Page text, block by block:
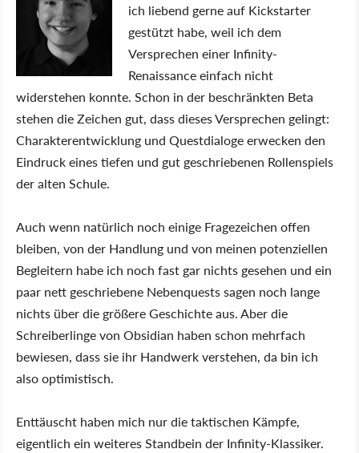
ich liebend gerne auf Kickstarter
gestützt habe, weil ich dem
Versprechen einer Infinity-
Renaissance einfach nicht
widerstehen konnte. Schon in der beschränkten Beta
stehen die Zeichen gut, dass dieses Versprechen gelingt:
Charakterentwicklung und Questdialoge erwecken den
Eindruck eines tiefen und gut geschriebenen Rollenspiels
der alten Schule.
Auch wenn natürlich noch einige Fragezeichen offen
bleiben, von der Handlung und von meinen potenziellen
Begleitern habe ich noch fast gar nichts gesehen und ein
paar nett geschriebene Nebenquests sagen noch lange
nichts über die größere Geschichte aus. Aber die
Schreiberlinge von Obsidian haben schon mehrfach
bewiesen, dass sie ihr Handwerk verstehen, da bin ich
also optimistisch.
Enttäuscht haben mich nur die taktischen Kämpfe,
eigentlich ein weiteres Standbein der Infinity-Klassiker.